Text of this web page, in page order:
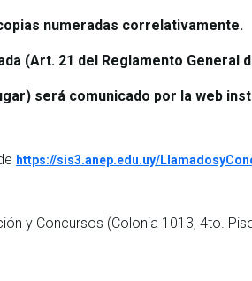
numeradas correlativamente.
(Art. 21 del Reglamento General
será comunicado por la web
https://sis3.anep.edu.uy/
y Concursos (Colonia 1013, 4to.